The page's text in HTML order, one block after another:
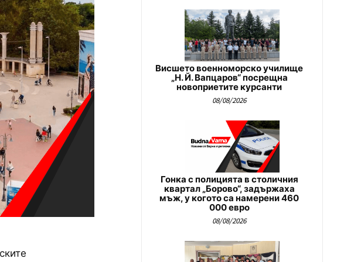
Висшето военноморско училище
„Н. Й. Вапцаров“ посрещна
новоприетите курсанти
08/08/2026
Гонка с полицията в столичния
квартал „Борово“, задържаха
мъж, у когото са намерени 460
000 евро
08/08/2026